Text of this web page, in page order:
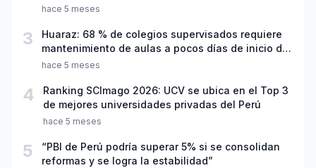
hace 5 meses
3
Huaraz: 68 % de colegios supervisados requiere
mantenimiento de aulas a pocos días de inicio del
año escolar 2026
hace 5 meses
4
Ranking SCImago 2026: UCV se ubica en el Top 3
de mejores universidades privadas del Perú
hace 5 meses
5
“PBI de Perú podría superar 5% si se consolidan
reformas y se logra la estabilidad”